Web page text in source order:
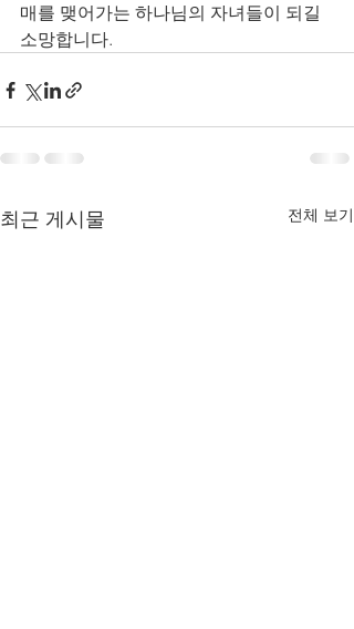
매를 맺어가는 하나님의 자녀들이 되길
소망합니다.
최근 게시물 전체 보기